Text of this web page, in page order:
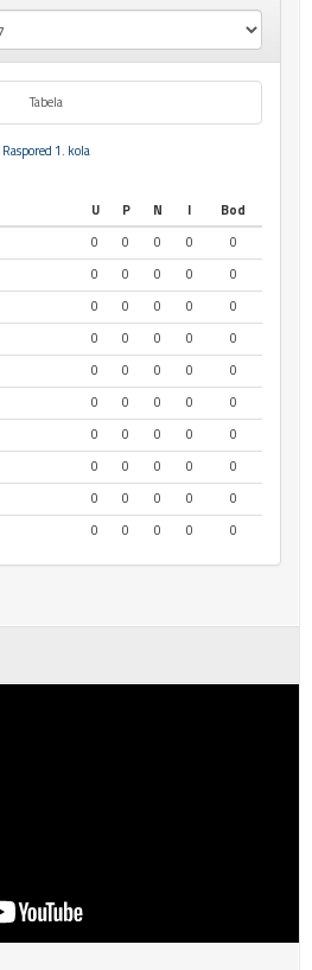
Tabela
Raspored 1. kola
U P N I
Bod
0 0 0 0
0
0 0 0 0
0
0 0 0 0
0
0 0 0 0
0
0 0 0 0
0
0 0 0 0
0
0 0 0 0
0
0 0 0 0
0
0 0 0 0
0
0 0 0 0 0